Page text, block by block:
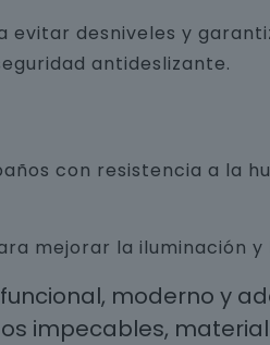
evitar desniveles y
antideslizante.
con resistencia a la
mejorar la iluminación
moderno y
impecables,